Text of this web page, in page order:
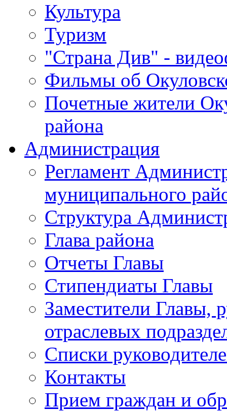
Культура
Туризм
"Страна Див" -
Фильмы об
Почетные жители
района
Администрация
Регламент
муниципального
Структура
Глава района
Отчеты Главы
Стипендиаты Главы
Заместители Главы,
отраслевых
Списки
Контакты
Прием граждан и